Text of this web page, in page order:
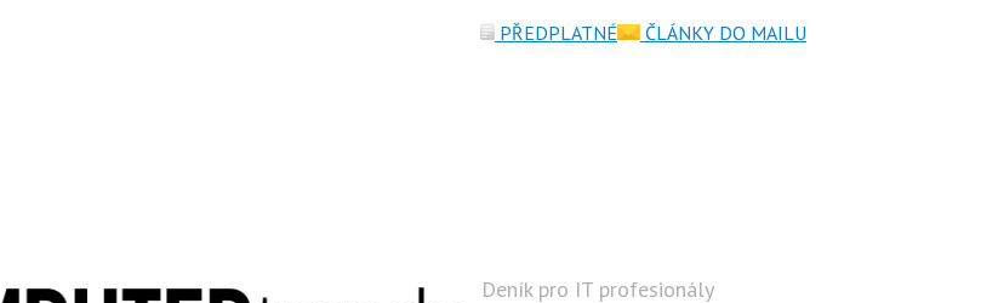
Deník pro IT profesionály
PŘEDPLATNÉ ČLÁNKY DO MAILU